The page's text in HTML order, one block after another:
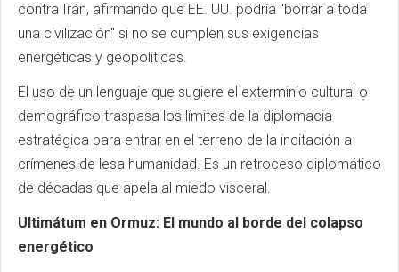
contra Irán, afirmando que EE. UU. podría "borrar a toda
una civilización" si no se cumplen sus exigencias
energéticas y geopolíticas.
El uso de un lenguaje que sugiere el exterminio cultural o
demográfico traspasa los límites de la diplomacia
estratégica para entrar en el terreno de la incitación a
crímenes de lesa humanidad. Es un retroceso diplomático
de décadas que apela al miedo visceral.
Ultimátum en Ormuz: El mundo al borde del colapso
energético